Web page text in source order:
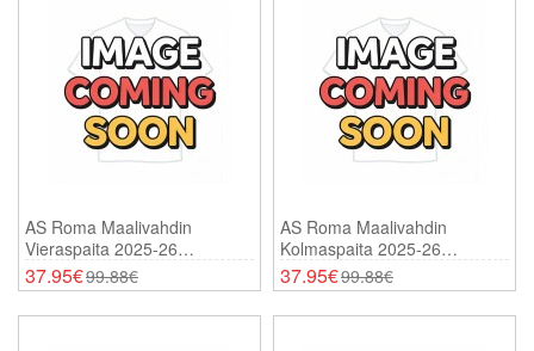
AS Roma Maalivahdin
Vieraspaita 2025-26
Lyhythihainen
37.95€99.88€
AS Roma Maalivahdin
Kolmaspaita 2025-26
Lyhythihainen
37.95€99.88€